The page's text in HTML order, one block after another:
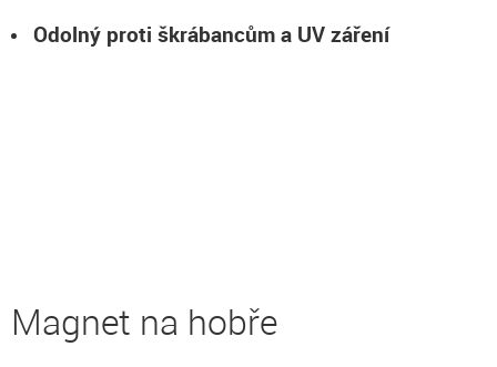
Odolný proti škrábancům a UV záření
Magnet na hobře